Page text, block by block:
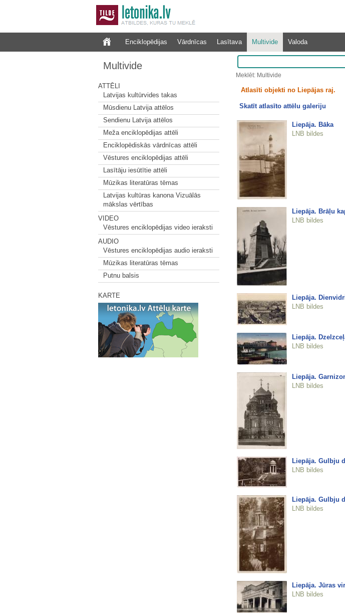
Enciklopēdijas Vārdnīcas Lasītava Multivide Valoda
Multivide
ATTĒLI
Latvijas kultūrvides takas
Mūsdienu Latvija attēlos
Sendienu Latvija attēlos
Meža enciklopēdijas attēli
Enciklopēdiskās vārdnīcas attēli
Vēstures enciklopēdijas attēli
Lasītāju iesūtītie attēli
Mūzikas literatūras tēmas
Latvijas kultūras kanona Vizuālās
mākslas vērtības
VIDEO
Vēstures enciklopēdijas video ieraksti
AUDIO
Vēstures enciklopēdijas audio ieraksti
Mūzikas literatūras tēmas
Putnu balsis
KARTE
Meklēt: Multivide
Atlasīti objekti no Liepājas raj.
Skatīt atlasīto attēlu galeriju
Liepāja. Bāka
LNB bildes
Liepāja. Brāļu
LNB bildes
Liepāja.
LNB bildes
Liepāja.
LNB bildes
Liepāja.
LNB bildes
Liepāja. Gulbju
LNB bildes
Liepāja. Gulbju
LNB bildes
Liepāja. Jūras
LNB bildes